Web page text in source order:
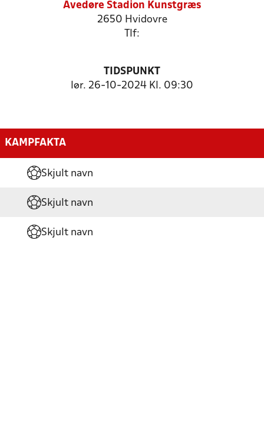
Avedøre Stadion Kunstgræs
2650 Hvidovre
Tlf:
TIDSPUNKT
lør. 26-10-2024 Kl. 09:30
KAMPFAKTA
Skjult navn
Skjult navn
Skjult navn